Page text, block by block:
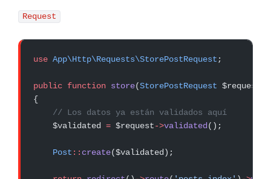
Request
use App\Http\Requests\StorePostRequest ;
public function store(StorePostRequest $request)
{
    // Los datos ya están validados aquí
    $validated
= $request->validated ();
    Post
:: create($validated);